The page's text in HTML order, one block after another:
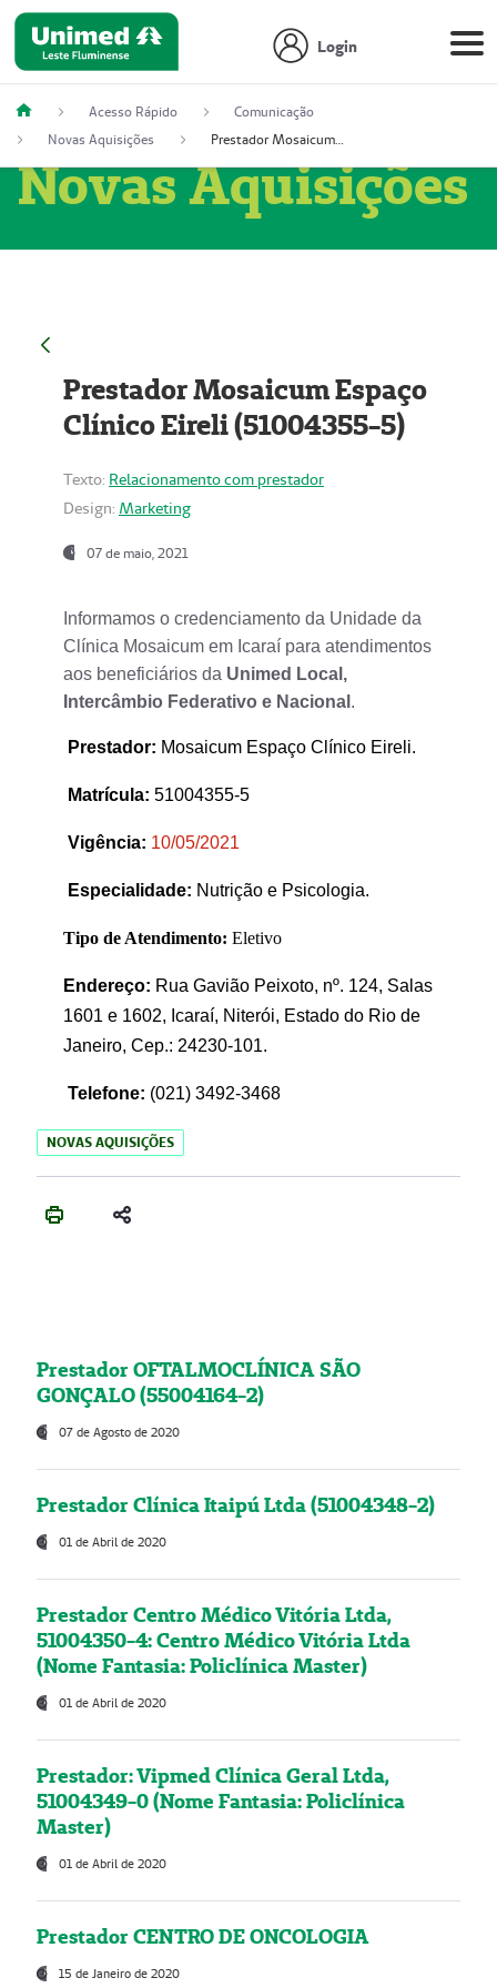
Login
Acesso Rápido
Comunicação
Novas Aquisições
Prestador Mosaicum Espaço Clínico Eireli (51004355-5)
Novas Aquisições
Prestador Mosaicum Espaço
Clínico Eireli (51004355-5)
Texto: Relacionamento com prestador
Design: Marketing
07 de maio, 2021
Informamos o credenciamento da Unidade da
Clínica Mosaicum em Icaraí para atendimentos
aos beneficiários da Unimed Local,
Intercâmbio Federativo e Nacional .
Prestador: Mosaicum Espaço Clínico Eireli.
Matrícula: 51004355-5
Vigência: 10/05/2021
Especialidade: Nutrição e Psicologia.
Tipo de Atendimento: Eletivo
Endereço: Rua Gavião Peixoto, nº. 124, Salas
1601 e 1602, Icaraí, Niterói, Estado do Rio de
Janeiro, Cep.: 24230-101.
Telefone: (021) 3492-3468
NOVAS AQUISIÇÕES
Prestador OFTALMOCLÍNICA SÃO
GONÇALO (55004164-2)
07 de Agosto de 2020
Prestador Clínica Itaipú Ltda (51004348-2)
01 de Abril de 2020
Prestador Centro Médico Vitória Ltda,
51004350-4: Centro Médico Vitória Ltda
(Nome Fantasia: Policlínica Master)
01 de Abril de 2020
Prestador: Vipmed Clínica Geral Ltda,
51004349-0 (Nome Fantasia: Policlínica
Master)
01 de Abril de 2020
Prestador CENTRO DE ONCOLOGIA
15 de Janeiro de 2020